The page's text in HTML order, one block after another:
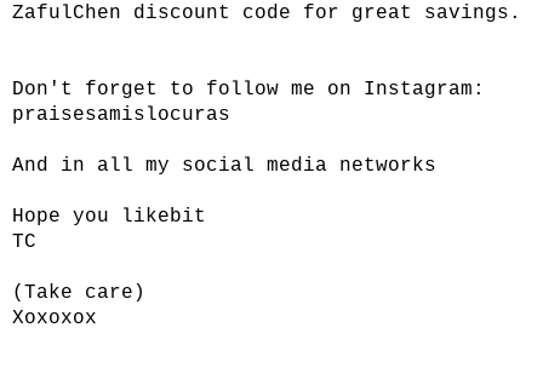
ZafulChen discount code for great savings.
Don't forget to follow me on Instagram:
praisesamislocuras
And in all my social media networks
Hope you likebit
TC
(Take care)
Xoxoxox